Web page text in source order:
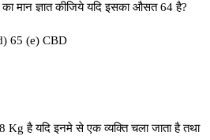
मान ज्ञात कीजिये यदि इसका औसत 64 है?
65 (e) CBD
है यदि इनमे से एक व्यक्ति चला जाता है तथा